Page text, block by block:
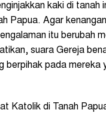
kaki di tanah
Papua. Agar
itu berubah
suara Gereja
berpihak pada mereka
Katolik di Tanah